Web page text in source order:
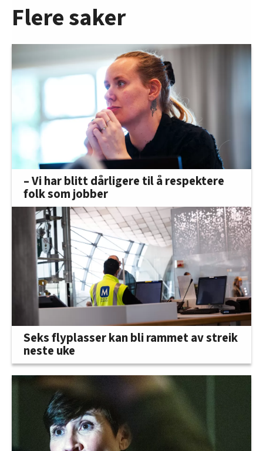
Flere saker
– Vi har blitt dårligere til å respektere
folk som jobber
Seks flyplasser kan bli rammet av streik
neste uke